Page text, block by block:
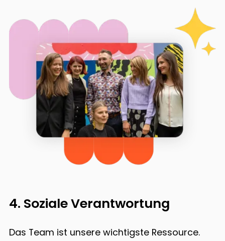
4. Soziale Verantwortung
Das Team ist unsere wichtigste Ressource.